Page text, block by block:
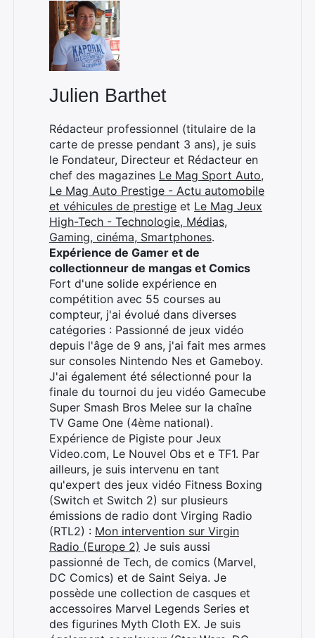
Julien Barthet
Rédacteur professionnel (titulaire de la
carte de presse pendant 3 ans), je suis
le Fondateur, Directeur et Rédacteur en
chef des magazines Le Mag Sport Auto,
Le Mag Auto Prestige - Actu automobile
et véhicules de prestige et Le Mag Jeux
High-Tech - Technologie, Médias,
Gaming, cinéma, Smartphones.
Expérience de Gamer et de
collectionneur de mangas et Comics
Fort d'une solide expérience en
compétition avec 55 courses au
compteur, j'ai évolué dans diverses
catégories : Passionné de jeux vidéo
depuis l'âge de 9 ans, j'ai fait mes armes
sur consoles Nintendo Nes et Gameboy.
J'ai également été sélectionné pour la
finale du tournoi du jeu vidéo Gamecube
Super Smash Bros Melee sur la chaîne
TV Game One (4ème national).
Expérience de Pigiste pour Jeux
Video.com, Le Nouvel Obs et e TF1. Par
ailleurs, je suis intervenu en tant
qu'expert des jeux vidéo Fitness Boxing
(Switch et Switch 2) sur plusieurs
émissions de radio dont Virging Radio
(RTL2) : Mon intervention sur Virgin
Radio (Europe 2) Je suis aussi
passionné de Tech, de comics (Marvel,
DC Comics) et de Saint Seiya. Je
possède une collection de casques et
accessoires Marvel Legends Series et
des figurines Myth Cloth EX. Je suis